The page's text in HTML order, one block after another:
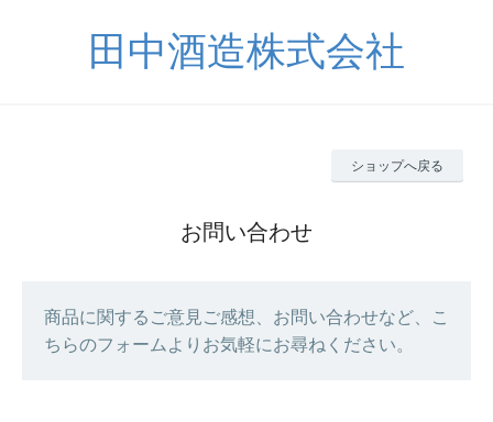
田中酒造株式会社
ショップへ戻る
お問い合わせ
商品に関するご意見ご感想、お問い合わせなど、こ
ちらのフォームよりお気軽にお尋ねください。